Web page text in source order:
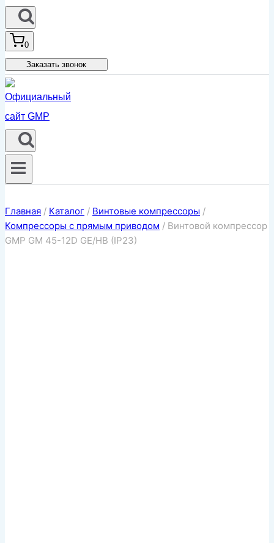
0
Заказать звонок
Главная / Каталог / Винтовые компрессоры /
Компрессоры с прямым приводом / Винтовой компрессор
GMP GM 45-12D GE/HB (IP23)